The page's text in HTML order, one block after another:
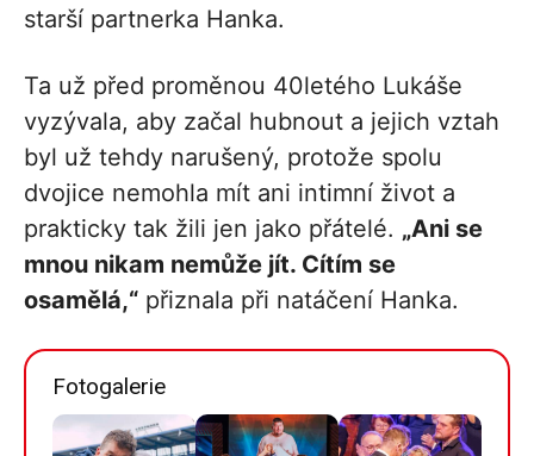
starší partnerka Hanka.
Ta už před proměnou 40letého Lukáše
vyzývala, aby začal hubnout a jejich vztah
byl už tehdy narušený, protože spolu
dvojice nemohla mít ani intimní život a
prakticky tak žili jen jako přátelé. „Ani se
mnou nikam nemůže jít. Cítím se
osamělá,“ přiznala při natáčení Hanka.
Fotogalerie